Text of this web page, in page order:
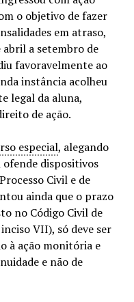
o objetivo de fazer
em atraso,
a setembro de
favoravelmente ao
instância acolheu
legal da aluna,
de ação.
especial, alegando
ofende dispositivos
Civil e de
ainda que o prazo
no Código Civil de
VII), só deve ser
à ação monitória e
e não de